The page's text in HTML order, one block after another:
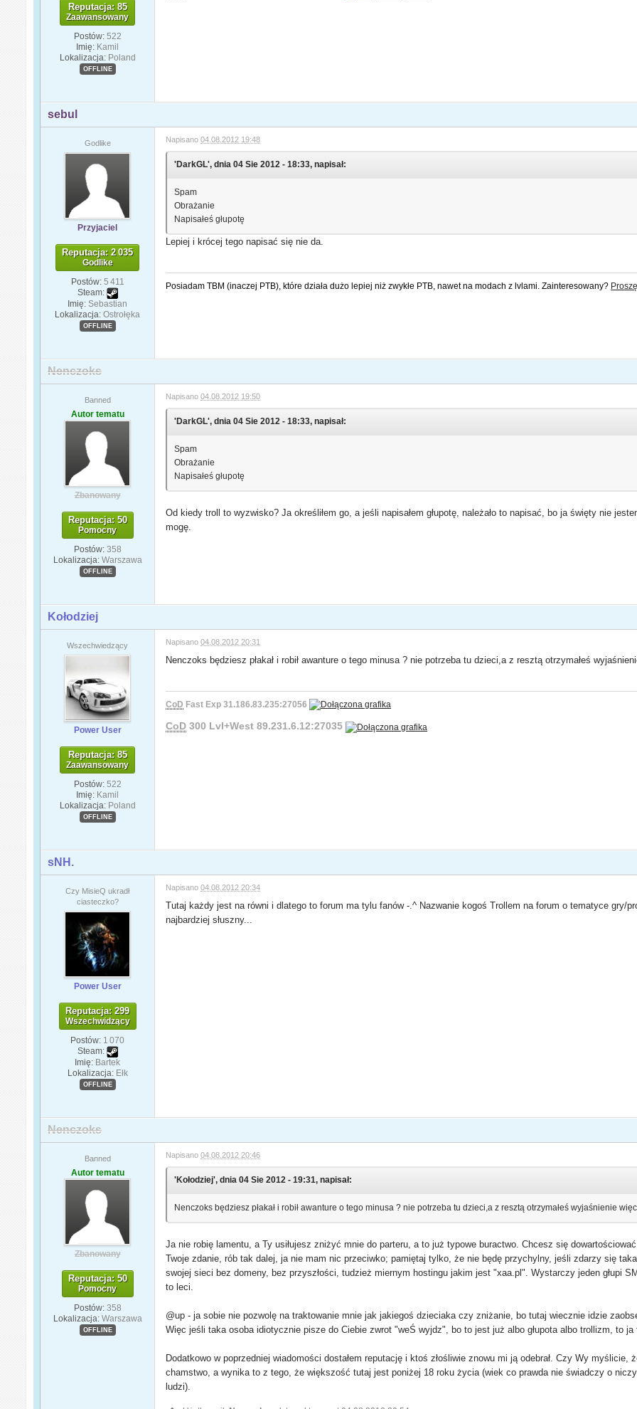
Reputacja: 85
Zaawansowany
Postów: 522
Imię: Kamil
Lokalizacja: Poland
OFFLINE
sebul
Godlike
Przyjaciel
Reputacja: 2 035
Godlike
Postów: 5 411
Steam:
Imię: Sebastian
Lokalizacja: Ostrołęka
OFFLINE
Napisano04.08.2012 19:48
'DarkGL', dnia 04 Sie 2012 - 18:33, napisał:
Spam
Obrażanie
Napisałeś głupotę
Lepiej i krócej tego napisać się nie da.
Posiadam TBM (inaczej PTB), które działa dużo lepiej niż zwykłe PTB, nawet na modach z lvlami. Zainteresowany?
Nenczoks
Banned
Autor tematu
Zbanowany
Reputacja: 50
Pomocny
Postów: 358
Lokalizacja: Warszawa
OFFLINE
Napisano04.08.2012 19:50
'DarkGL', dnia 04 Sie 2012 - 18:33, napisał:
Spam
Obrażanie
Napisałeś głupotę
Od kiedy troll to wyzwisko? Ja określiłem go, a jeśli napisałem głupotę, należało to napisać, bo ja święty nie
mogę.
Kołodziej
Wszechwiedzący
Power User
Reputacja: 85
Zaawansowany
Postów: 522
Imię: Kamil
Lokalizacja: Poland
OFFLINE
Napisano04.08.2012 20:31
Nenczoks będziesz płakał i robił awanture o tego minusa ? nie potrzeba tu dzieci,a z resztą otrzymałeś
CoD Fast Exp 31.186.83.235:27056
CoD 300 Lvl+West 89.231.6.12:27035
sNH.
Czy MisieQ ukradł
ciasteczko?
Power User
Reputacja: 299
Wszechwidzący
Postów: 1 070
Steam:
Imię: Bartek
Lokalizacja: Ełk
OFFLINE
Napisano04.08.2012 20:34
Tutaj każdy jest na równi i dlatego to forum ma tylu fanów -.^ Nazwanie kogoś Trollem na forum o tematyce gry/
najbardziej słuszny...
Nenczoks
Banned
Autor tematu
Zbanowany
Reputacja: 50
Pomocny
Postów: 358
Lokalizacja: Warszawa
OFFLINE
Napisano04.08.2012 20:46
'Kołodziej', dnia 04 Sie 2012 - 19:31, napisał:
Nenczoks będziesz płakał i robił awanture o tego minusa ? nie potrzeba tu dzieci,a z resztą otrzymałeś wyjaśnienie
Ja nie robię lamentu, a Ty usiłujesz zniżyć mnie do parteru, a to już typowe buractwo. Chcesz się
Twoje zdanie, rób tak dalej, ja nie mam nic przeciwko; pamiętaj tylko, że nie będę przychylny, jeśli zdarzy się
swojej sieci bez domeny, bez przyszłości, tudzież miernym hostingu jakim jest "xaa.pl". Wystarczy jeden głupi
to leci.
@up - ja sobie nie pozwolę na traktowanie mnie jak jakiegoś dzieciaka czy zniżanie, bo tutaj wiecznie idzie
Więc jeśli taka osoba idiotycznie pisze do Ciebie zwrot "weŚ wyjdz", bo to jest już albo głupota albo trollizm, to
Dodatkowo w poprzedniej wiadomości dostałem reputację i ktoś złośliwie znowu mi ją odebrał. Czy Wy
chamstwo, a wynika to z tego, że większość tutaj jest poniżej 18 roku życia (wiek co prawda nie świadczy o
ludzi).